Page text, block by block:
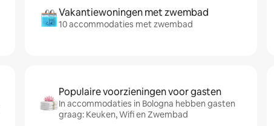
Vakantiewoningen met zwembad
10 accommodaties met zwembad
Populaire voorzieningen voor gasten
In accommodaties in Bologna hebben gasten
graag: Keuken, Wifi en Zwembad